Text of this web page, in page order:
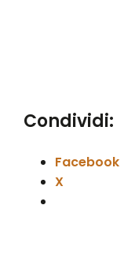
Condividi:
Facebook
X